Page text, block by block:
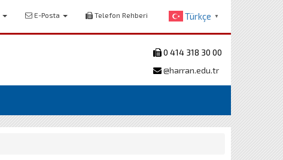
E-Posta Telefon Rehberi Türkçe ▼
0 414 318 30 00
@harran.edu.tr